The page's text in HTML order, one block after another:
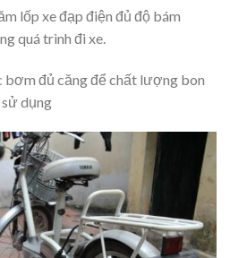
lốp xe đạp điện đủ độ bám
quá trình đi xe.
bơm đủ căng để chất lượng bon
dụng